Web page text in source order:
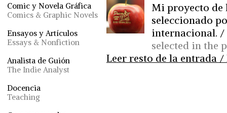
Comic y Novela Gráfica
Comics & Graphic Novels
Ensayos y Artículos
Essays & Nonfiction
Analista de Guión
The Indie Analyst
Docencia
Teaching
Mi proyecto de
seleccionado
internacional. /
selected in the
Leer resto de la entrada